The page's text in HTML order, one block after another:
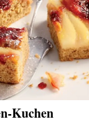
Kuchen